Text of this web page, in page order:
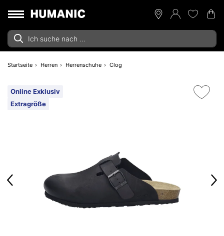
Startseite Herren Herrenschuhe Clog
Online Exklusiv
Extragröße